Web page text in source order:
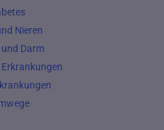
Nieren
Darm